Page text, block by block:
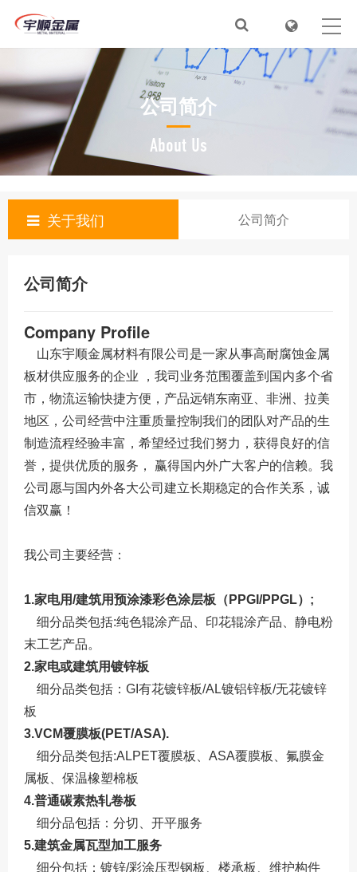
关于我们
新闻动态
产品目录
服务&解决方案
公司简介
About Us
关于我们 公司简介
公司简介
Company Profile
山东宇顺金属材料有限公司是一家从事高耐腐蚀金属
板材供应服务的企业 ，我司业务范围覆盖到国内多个省
市，物流运输快捷方便，产品远销东南亚、非洲、拉美
地区，公司经营中注重质量控制我们的团队对产品的生
制造流程经验丰富，希望经过我们努力，获得良好的信
誉，提供优质的服务， 赢得国内外广大客户的信赖。我
公司愿与国内外各大公司建立长期稳定的合作关系，诚
信双赢！
我公司主要经营：
1.家电用/建筑用预涂漆彩色涂层板（PPGI/PPGL）;
细分品类包括:纯色辊涂产品、印花辊涂产品、静电粉
末工艺产品。
2.家电或建筑用镀锌板
细分品类包括：GI有花镀锌板/AL镀铝锌板/无花镀锌
板
3.VCM覆膜板(PET/ASA).
细分品类包括:ALPET覆膜板、ASA覆膜板、氟膜金
属板、保温橡塑棉板
4.普通碳素热轧卷板
细分品包括：分切、开平服务
5.建筑金属瓦型加工服务
细分包括：镀锌/彩涂压型钢板、楼承板、维护构件